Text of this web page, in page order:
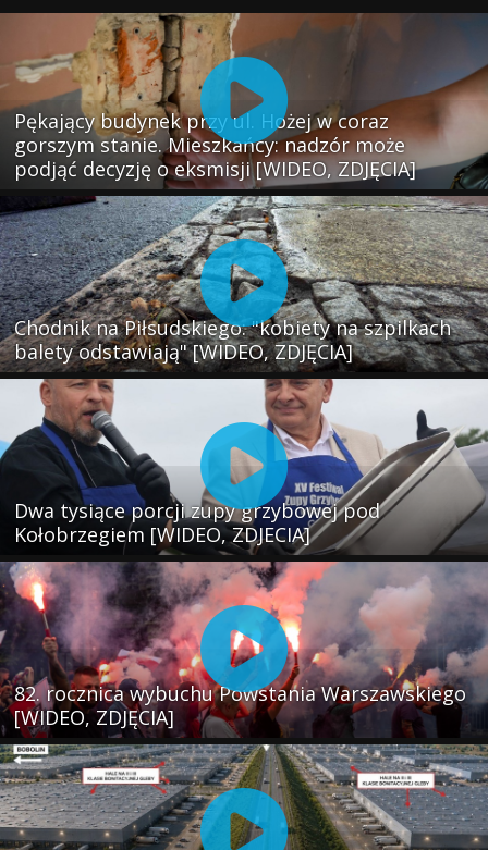
Pękający budynek przy ul. Hożej w coraz
gorszym stanie. Mieszkańcy: nadzór może
podjąć decyzję o eksmisji [WIDEO, ZDJĘCIA]
Chodnik na Piłsudskiego: "kobiety na szpilkach
balety odstawiają" [WIDEO, ZDJĘCIA]
Dwa tysiące porcji zupy grzybowej pod
Kołobrzegiem [WIDEO, ZDJECIA]
82. rocznica wybuchu Powstania Warszawskiego
[WIDEO, ZDJĘCIA]